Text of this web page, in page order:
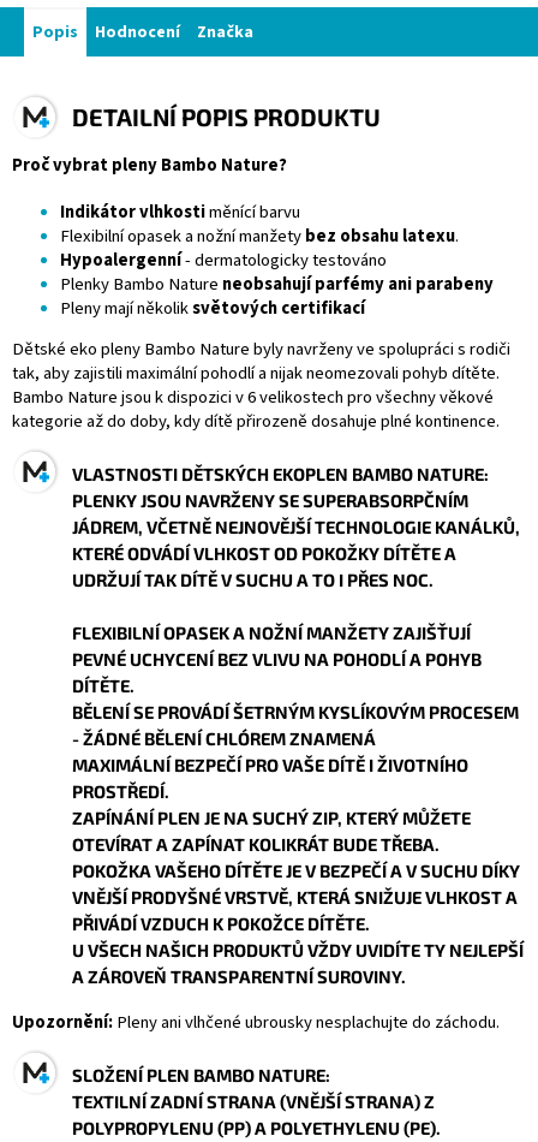
Popis Hodnocení Značka
DETAILNÍ POPIS PRODUKTU
Proč vybrat pleny Bambo Nature?
Indikátor vlhkostiměnící barvu
Flexibilní opasek a nožní manžetybez obsahu latexu.
Hypoalergenní- dermatologicky testováno
Plenky Bambo Nature neobsahují parfémy ani parabeny
Pleny mají několiksvětových certifikací
Dětské eko pleny Bambo Nature byly navrženy ve spolupráci s rodiči
tak, aby zajistili maximální pohodlí a nijak neomezovali pohyb dítěte.
Bambo Nature jsou k dispozici v 6 velikostech pro všechny věkové
kategorie až do doby, kdy dítě přirozeně dosahuje plné kontinence.
VLASTNOSTI DĚTSKÝCH EKOPLEN BAMBO NATURE:
PLENKY JSOU NAVRŽENY SE SUPERABSORPČNÍM
JÁDREM, VČETNĚ NEJNOVĚJŠÍ TECHNOLOGIE KANÁLKŮ,
KTERÉ ODVÁDÍ VLHKOST OD POKOŽKY DÍTĚTE A
UDRŽUJÍ TAK DÍTĚ V SUCHU A TO I PŘES NOC.
FLEXIBILNÍ OPASEK A NOŽNÍ MANŽETY ZAJIŠŤUJÍ
PEVNÉ UCHYCENÍ BEZ VLIVU NA POHODLÍ A POHYB
DÍTĚTE.
BĚLENÍ SE PROVÁDÍ ŠETRNÝM KYSLÍKOVÝM PROCESEM
-ŽÁDNÉ BĚLENÍ CHLÓREMZNAMENÁ
MAXIMÁLNÍ BEZPEČÍ PRO VAŠE DÍTĚ I ŽIVOTNÍHO
PROSTŘEDÍ.
ZAPÍNÁNÍ PLEN JE NA SUCHÝ ZIP, KTERÝ MŮŽETE
OTEVÍRAT A ZAPÍNAT KOLIKRÁT BUDE TŘEBA.
POKOŽKA VAŠEHO DÍTĚTE JE V BEZPEČÍ A V SUCHU DÍKY
VNĚJŠÍ PRODYŠNÉ VRSTVĚ, KTERÁ SNIŽUJE VLHKOST A
PŘIVÁDÍ VZDUCH K POKOŽCE DÍTĚTE.
U VŠECH NAŠICH PRODUKTŮ VŽDY UVIDÍTE TY NEJLEPŠÍ
A ZÁROVEŇ TRANSPARENTNÍ SUROVINY.
Upozornění:Pleny ani vlhčené ubrousky nesplachujte do záchodu.
SLOŽENÍ PLEN BAMBO NATURE:
TEXTILNÍ ZADNÍ STRANA (VNĚJŠÍ STRANA) Z
POLYPROPYLENU (PP) A POLYETHYLENU (PE).